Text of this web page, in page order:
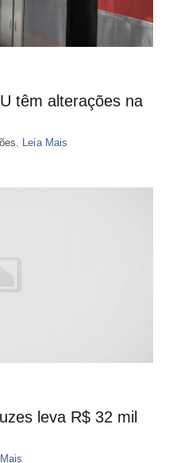
têm alterações na
Leia Mais
leva R$ 32 mil